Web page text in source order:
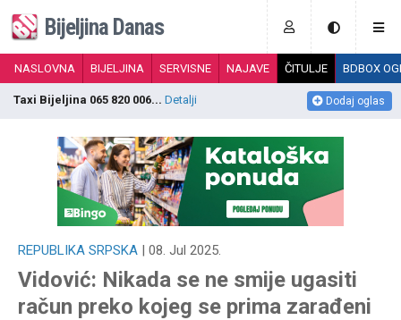
Bijeljina Danas
NASLOVNA BIJELJINA SERVISNE NAJAVE ČITULJE BDBOX
Dodaj oglas
Dječija autosjedalica 0-25kg , 3 položaj...
REPUBLIKA SRPSKA | 08. Jul 2025.
Vidović: Nikada se ne smije ugasiti
račun preko kojeg se prima zarađeni